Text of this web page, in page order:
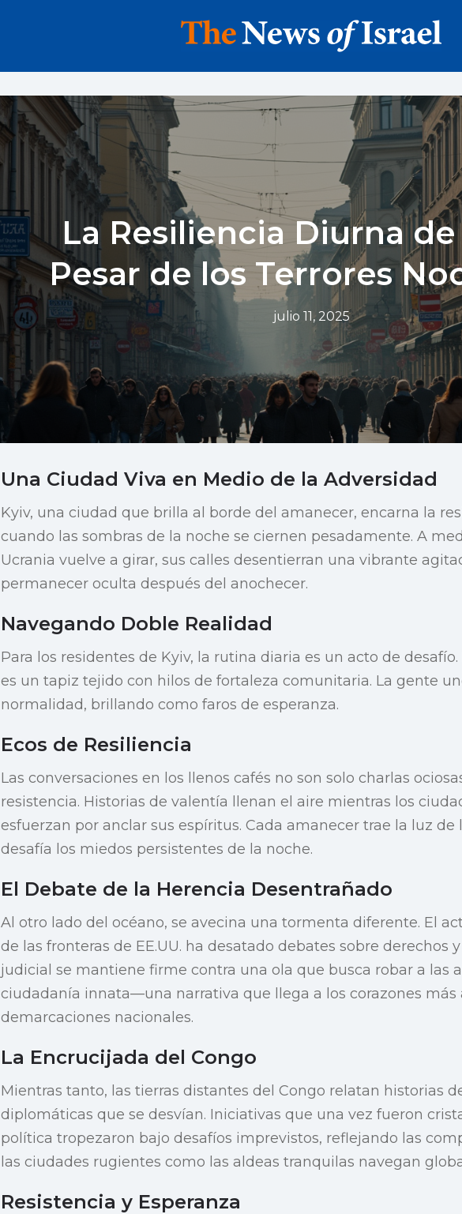
La Resiliencia Diurna
Pesar de los Terrores
julio 11, 2025
Una Ciudad Viva en Medio de la Adversidad
Kyiv, una ciudad que brilla al borde del amanecer, encarna la
cuando las sombras de la noche se ciernen pesadamente. A
Ucrania vuelve a girar, sus calles desentierran una vibrante
permanecer oculta después del anochecer.
Navegando Doble Realidad
Para los residentes de Kyiv, la rutina diaria es un acto de
es un tapiz tejido con hilos de fortaleza comunitaria. La gente
normalidad, brillando como faros de esperanza.
Ecos de Resiliencia
Las conversaciones en los llenos cafés no son solo charlas
resistencia. Historias de valentía llenan el aire mientras los
esfuerzan por anclar sus espíritus. Cada amanecer trae la luz de
desafía los miedos persistentes de la noche.
El Debate de la Herencia Desentrañado
Al otro lado del océano, se avecina una tormenta diferente. El
de las fronteras de EE.UU. ha desatado debates sobre derechos
judicial se mantiene firme contra una ola que busca robar a las
ciudadanía innata—una narrativa que llega a los corazones más
demarcaciones nacionales.
La Encrucijada del Congo
Mientras tanto, las tierras distantes del Congo relatan historias
diplomáticas que se desvían. Iniciativas que una vez fueron
política tropezaron bajo desafíos imprevistos, reflejando las
las ciudades rugientes como las aldeas tranquilas navegan
Resistencia y Esperanza